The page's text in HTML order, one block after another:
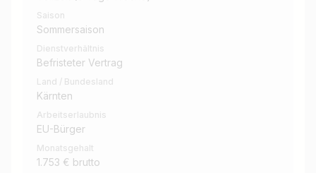
Saison
Sommersaison
Dienstverhältnis
Befristeter Vertrag
Land / Bundesland
Kärnten
Arbeitserlaubnis
EU-Bürger
Monatsgehalt
1.753 € brutto